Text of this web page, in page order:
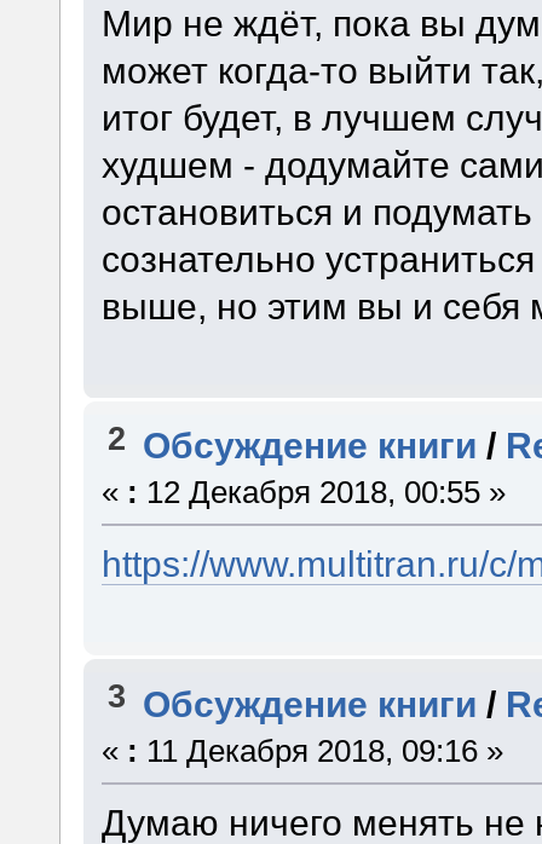
Мир не ждёт, пока вы
может когда-то выйти
итог будет, в лучшем
худшем - додумайте
остановиться и
сознательно
выше, но этим вы и себя
2 Обсуждение книги /
« : 12 Декабря 2018, 00:55 »
https://www.multitran.ru/c/
3 Обсуждение книги /
« : 11 Декабря 2018, 09:16 »
Думаю ничего менять не